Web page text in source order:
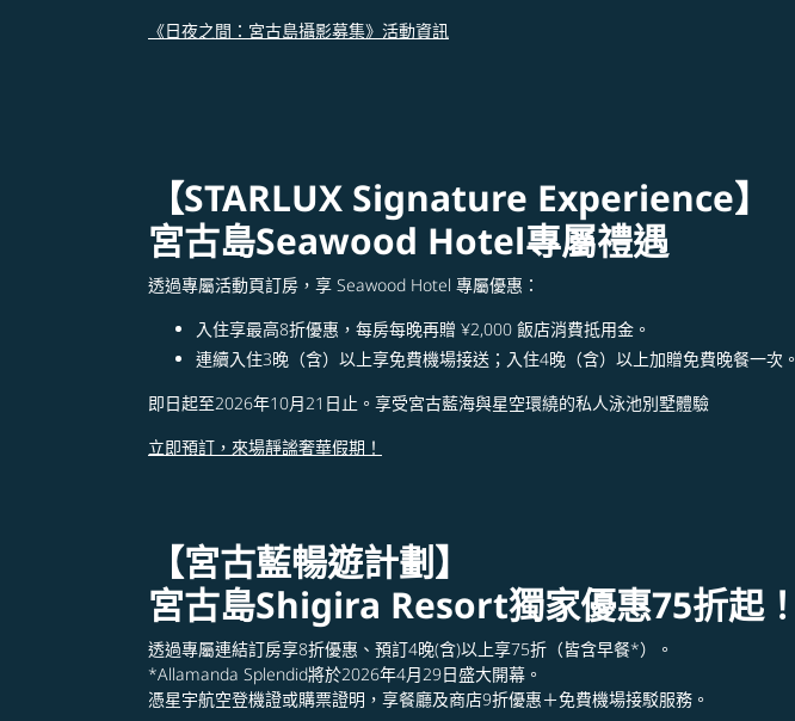
《日夜之間：宮古島攝影募集》活動資訊
【STARLUX Signature Experience】
宮古島Seawood Hotel專屬禮遇
透過專屬活動頁訂房，享 Seawood Hotel 專屬優惠：
入住享最高8折優惠，每房每晚再贈 ¥2,000 飯店消費抵用金。
連續入住3晚（含）以上享免費機場接送 ； 入住4晚（含）以上加贈免費晚餐一次。
即日起至2026年10月21日止。享受宮古藍海與星空環繞的私人泳池別墅體驗
立即預訂，來場靜謐奢華假期！
【宮古藍暢遊計劃】
宮古島Shigira Resort獨家優惠75折起！
透過專屬連結訂房享8折優惠、預訂4晚(含)以上享75折（皆含早餐*）。
*Allamanda Splendid將於2026年4月29日盛大開幕。
憑星宇航空登機證或購票證明，享餐廳及商店9折優惠＋免費機場接駁服務。